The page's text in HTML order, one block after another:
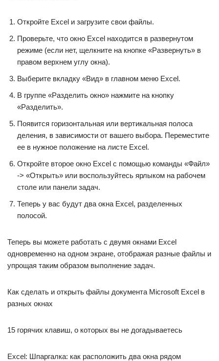
Откройте Excel и загрузите свои файлы.
Проверьте, что окно Excel находится в развернутом
режиме (если нет, щелкните на кнопке «Развернуть» в
правом верхнем углу окна).
Выберите вкладку «Вид» в главном меню Excel.
В группе «Разделить окно» нажмите на кнопку
«Разделить».
Появится горизонтальная или вертикальная полоса
деления, в зависимости от вашего выбора. Переместите
ее в нужное положение на листе Excel.
Откройте второе окно Excel с помощью команды «Файл»
-> «Открыть» или воспользуйтесь ярлыком на рабочем
столе или панели задач.
Теперь у вас будут два окна Excel, разделенных
полосой.
Теперь вы можете работать с двумя окнами Excel
одновременно на одном экране, отображая разные файлы и
упрощая таким образом выполнение задач.
Как сделать и открыть файлы документа Microsoft Excel в
разных окнах
15 горячих клавиш, о которых вы не догадываетесь
Excel: Шпаргалка: как расположить два окна рядом